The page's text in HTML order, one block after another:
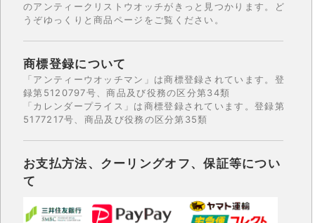
のアンティークリストウオッチがきっと見つかります。ど
うぞゆっくりと商品ページをご覧ください。
商標登録について
「アンティーウオッチマン」は商標登録されています。登
録第5120797号、商品及び役務の区分第34類
「カレンダープライス」は商標登録されています。登録第
5177217号、商品及び役務の区分第35類
お支払方法、クーリングオフ、保証等につい
て